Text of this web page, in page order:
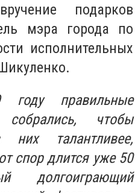
подарков
мэра города по
исполнительных
правильные
чтобы
талантливее,
спор длится уже 50